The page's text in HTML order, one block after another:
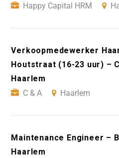
Happy Capital HRM
Verkoopmedewerker
Houtstraat (16-23 uur) –
Haarlem
C & A
Haarlem
Maintenance Engineer –
Haarlem